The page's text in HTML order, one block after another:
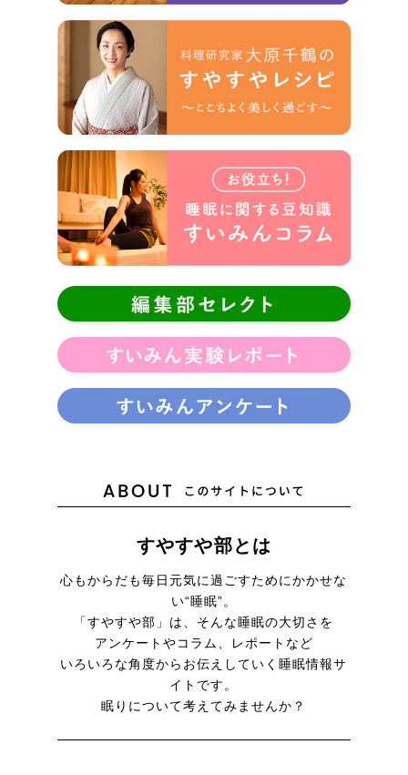
すやすや部とは
心もからだも毎日元気に過ごすためにかかせな
い“睡眠”。
「すやすや部」は、そんな睡眠の大切さを
アンケートやコラム、レポートなど
いろいろな角度からお伝えしていく睡眠情報サ
イトです。
眠りについて考えてみませんか？